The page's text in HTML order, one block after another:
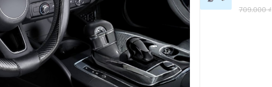
709.000₫